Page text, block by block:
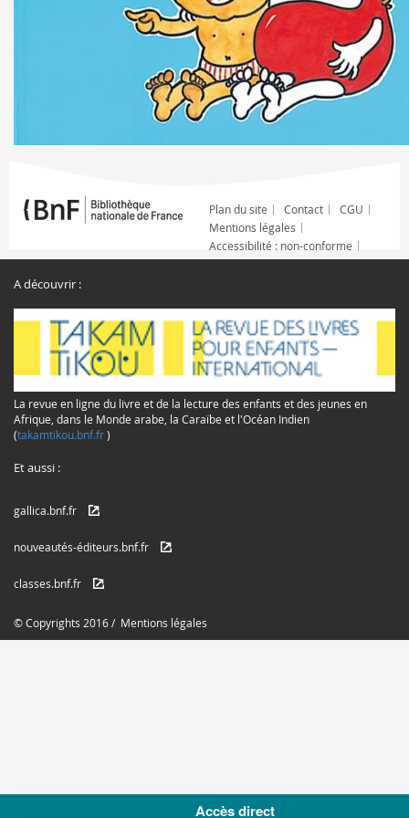
Plan du site Contact
CGU
Mentions légales
Accessibilité : non-conforme
A découvrir :
La revue en ligne du livre et de la lecture des enfants et des jeunes en
Afrique, dans le Monde arabe, la Caraïbe et l'Océan Indien
(takamtikou.bnf.fr)
Et aussi :
gallica.bnf.fr
nouveautés-éditeurs.bnf.fr
classes.bnf.fr
© Copyrights 2016 / Mentions légales
Accès direct